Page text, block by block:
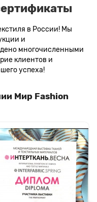
в России! Мы
и
многочисленными
клиентов и
успеха!
Мир Fashion